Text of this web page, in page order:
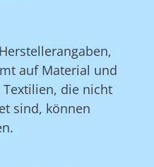
auf Material und
Textilien, die nicht
sind, können